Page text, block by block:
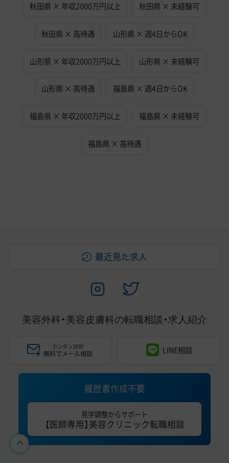
秋田県 × 年収2000万円以上 秋田県 × 未経験可
秋田県 × 高待遇 山形県 × 週4日からOK
山形県 × 年収2000万円以上 山形県 × 未経験可
山形県 × 高待遇 福島県 × 週4日からOK
福島県 × 年収2000万円以上 福島県 × 未経験可
福島県 × 高待遇
最近見た求人
美容外科・美容皮膚科の転職相談・求人紹介
カンタン30秒
無料でメール相談 LINE相談
履歴書作成不要
見学調整からサポート
【医師専用】美容クリニック転職相談